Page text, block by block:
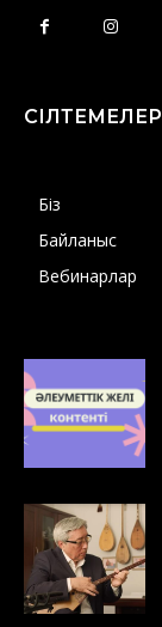
СІЛТЕМЕЛЕР
Біз
Байланыс
Вебинарлар